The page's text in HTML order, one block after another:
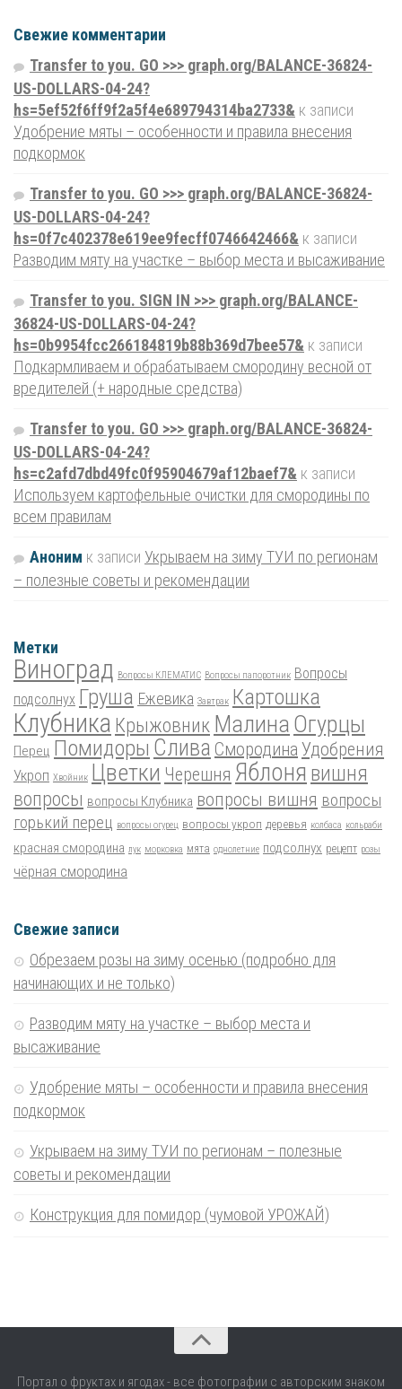
Свежие комментарии
Transfer to you. GO >>> graph.org/BALANCE-36824-
US-DOLLARS-04-24?
hs=5ef52f6ff9f2a5f4e689794314ba2733& к записи
Удобрение мяты – особенности и правила внесения
подкормок
Transfer to you. GO >>> graph.org/BALANCE-36824-
US-DOLLARS-04-24?
hs=0f7c402378e619ee9fecff0746642466& к записи
Разводим мяту на участке – выбор места и высаживание
Transfer to you. SIGN IN >>> graph.org/BALANCE-
36824-US-DOLLARS-04-24?
hs=0b9954fcc266184819b88b369d7bee57& к записи
Подкармливаем и обрабатываем смородину весной от
вредителей (+ народные средства)
Transfer to you. GO >>> graph.org/BALANCE-36824-
US-DOLLARS-04-24?
hs=c2afd7dbd49fc0f95904679af12baef7& к записи
Используем картофельные очистки для смородины по
всем правилам
Аноним к записи Укрываем на зиму ТУИ по регионам
– полезные советы и рекомендации
Метки
Виноград Вопросы КЛЕМАТИС Вопросы папоротник Вопросы
подсолнух Груша Ежевика Завтрак Картошка
Клубника Крыжовник Малина Огурцы
Перец Помидоры Слива Смородина Удобрения
Укроп Хвойник Цветки Черешня Яблоня вишня
вопросы вопросы Клубника вопросы вишня вопросы
горький перец вопросы огурец вопросы укроп деревья колбаса кольраби
красная смородина лук морковка мята однолетние подсолнух рецепт розы
чёрная смородина
Свежие записи
Обрезаем розы на зиму осенью (подробно для
начинающих и не только)
Разводим мяту на участке – выбор места и
высаживание
Удобрение мяты – особенности и правила внесения
подкормок
Укрываем на зиму ТУИ по регионам – полезные
советы и рекомендации
Конструкция для помидор (чумовой УРОЖАЙ)
Портал о фруктах и ягодах - все фотографии с авторским знаком